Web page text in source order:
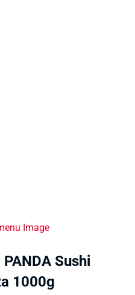
PANDA Sushi
1000g